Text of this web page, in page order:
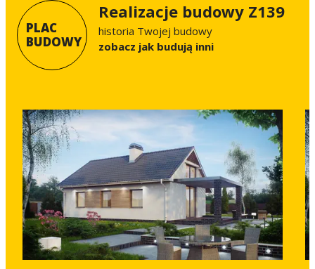
PLAC
BUDOWY
Realizacje budowy Z139
historia Twojej budowy
Zobacz jak budują inni